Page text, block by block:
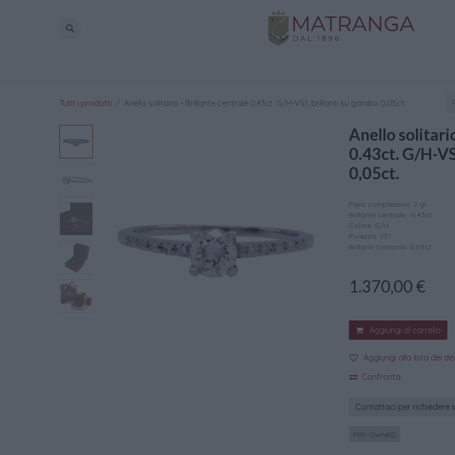
Tutti i prodotti Anello solitario - Brillante centrale 0.43ct. G/H-VS1, brillanti su gambo 0,05ct.
Anello
0.43ct. G/H-
0,05ct.
Peso complessivo: 2 gr.
Brillante centrale : 0,43ct.
Colore: G/H
Purezza: VS1
Brillanti contorno: 0,05ct.
1.370,00 €
Aggiungi al carrello
Aggiungi alla lista dei
Confronta
Contattaci per richiedere
PRE-OWNED